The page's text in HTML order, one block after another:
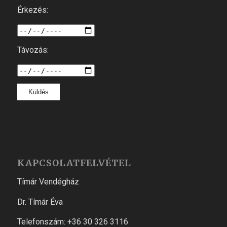
Érkezés:
Távozás:
KAPCSOLATFELVÉTEL
Tímár Vendégház
Dr. Tímár Éva
Telefonszám: +36 30 326 3116